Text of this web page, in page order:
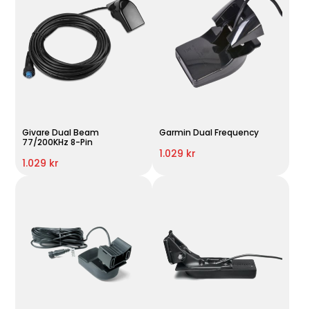
Givare Dual Beam
77/200KHz 8-Pin
1.029 kr
Garmin Dual Frequency
1.029 kr